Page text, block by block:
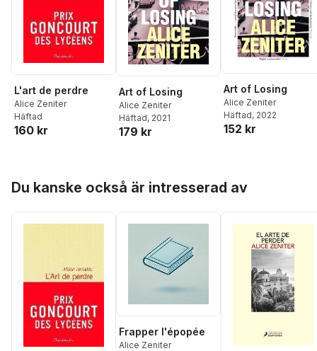
L'art de perdre
Alice Zeniter
Häftad
160 kr
Art of Losing
Alice Zeniter
Häftad, 2021
179 kr
Art of Losing
Alice Zeniter
Häftad, 2022
152 kr
Du kanske också är intresserad av
Frapper l'épopée
Alice Zeniter